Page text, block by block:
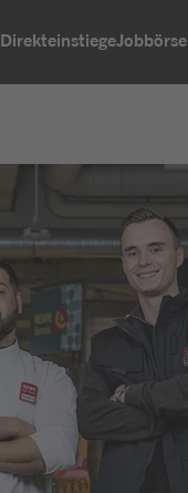
DirekteinstiegeJobbörse